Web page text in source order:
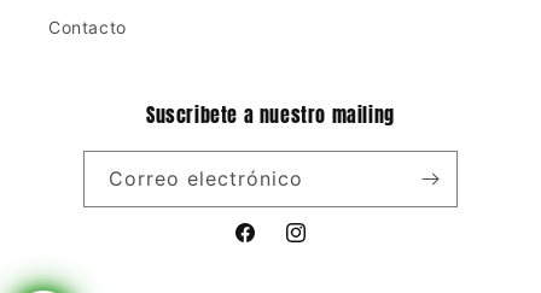
Contacto
Suscribete a nuestro mailing
Correo electrónico
FacebookInstagram